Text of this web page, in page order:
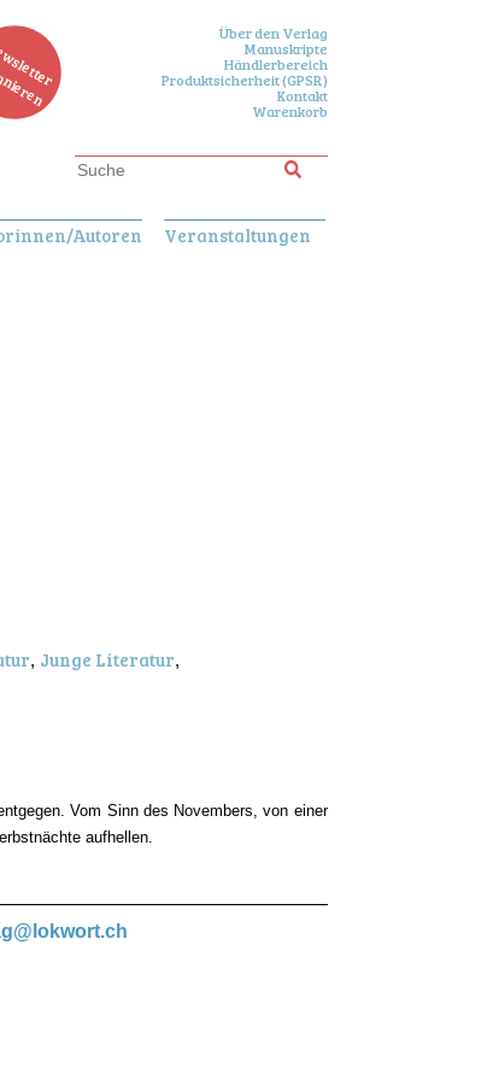
Autoren Veranstaltungen
Über den Verlag
Manuskripte
Händlerbereich
Produktsicherheit (GPSR)
Kontakt
Warenkorb
, Junge Literatur,
Vom Sinn des Novembers, von einer
aufhellen.